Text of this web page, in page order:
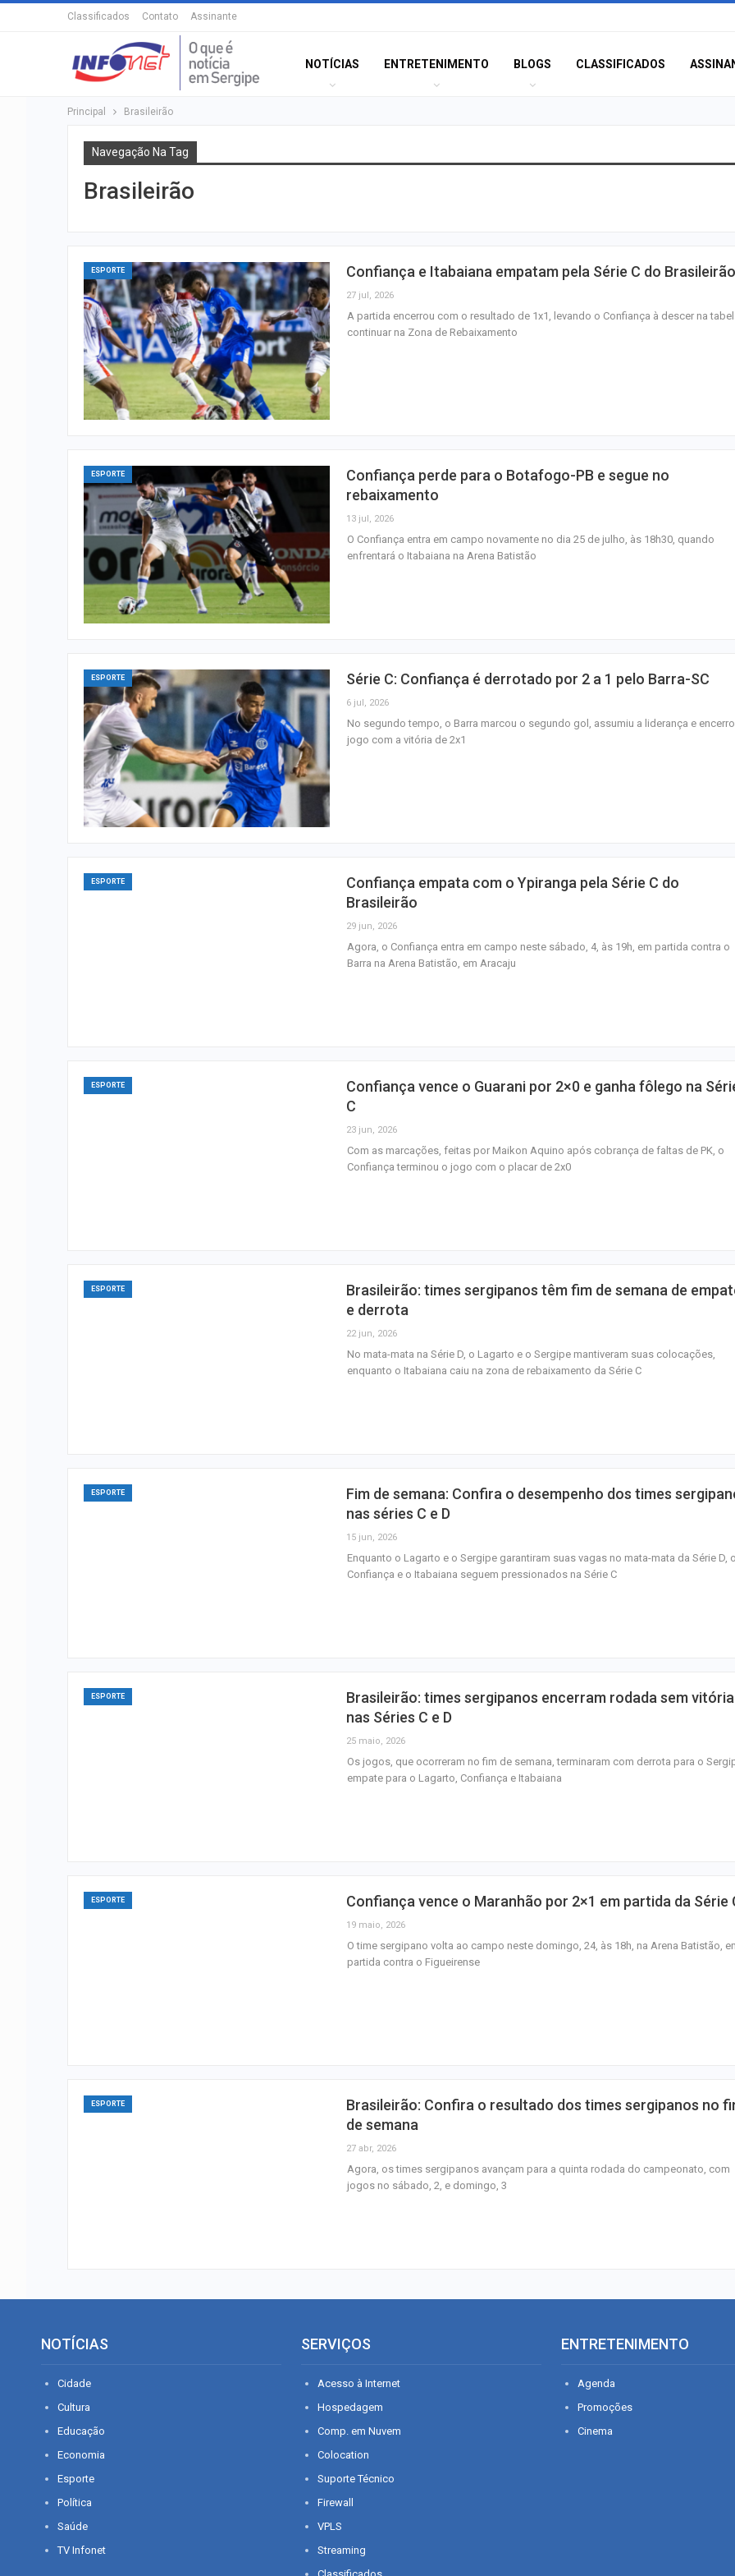
Classificados Contato Assinante
NOTÍCIAS ENTRETENIMENTO BLOGS CLASSIFICADOS
Principal Brasileirão
Navegação Na Tag
Brasileirão
ESPORTE Confiança e Itabaiana empatam pela Série C do Brasileirão
27 jul, 2026
A partida encerrou com o resultado de 1x1, levando o Confiança à descer na
continuar na Zona de Rebaixamento
ESPORTE
Confiança perde para o Botafogo-PB e segue no
rebaixamento
13 jul, 2026
O Confiança entra em campo novamente no dia 25 de julho, às 18h30, quando
enfrentará o Itabaiana na Arena Batistão
ESPORTE Série C: Confiança é derrotado por 2 a 1 pelo Barra-SC
6 jul, 2026
No segundo tempo, o Barra marcou o segundo gol, assumiu a liderança e
jogo com a vitória de 2x1
ESPORTE
Confiança empata com o Ypiranga pela Série C do
Brasileirão
29 jun, 2026
Agora, o Confiança entra em campo neste sábado, 4, às 19h, em partida contra o
Barra na Arena Batistão, em Aracaju
ESPORTE
Confiança vence o Guarani por 2×0 e ganha fôlego na
C
23 jun, 2026
Com as marcações, feitas por Maikon Aquino após cobrança de faltas de PK, o
Confiança terminou o jogo com o placar de 2x0
ESPORTE
Brasileirão: times sergipanos têm fim de semana de
e derrota
22 jun, 2026
No mata-mata na Série D, o Lagarto e o Sergipe mantiveram suas colocações,
enquanto o Itabaiana caiu na zona de rebaixamento da Série C
ESPORTE
Fim de semana: Confira o desempenho dos times
nas séries C e D
15 jun, 2026
Enquanto o Lagarto e o Sergipe garantiram suas vagas no mata-mata da Série D,
Confiança e o Itabaiana seguem pressionados na Série C
ESPORTE
Brasileirão: times sergipanos encerram rodada sem vitória
nas Séries C e D
25 maio, 2026
Os jogos, que ocorreram no fim de semana, terminaram com derrota para o
empate para o Lagarto, Confiança e Itabaiana
ESPORTE Confiança vence o Maranhão por 2×1 em partida da Série
19 maio, 2026
O time sergipano volta ao campo neste domingo, 24, às 18h, na Arena Batistão,
partida contra o Figueirense
ESPORTE
Brasileirão: Confira o resultado dos times sergipanos no
de semana
27 abr, 2026
Agora, os times sergipanos avançam para a quinta rodada do campeonato, com
jogos no sábado, 2, e domingo, 3
Câmara de
abre concurso
NOTÍCIAS
Cidade
Cultura
Educação
Economia
Esporte
Política
Saúde
TV Infonet
SERVIÇOS
Acesso à Internet
Hospedagem
Comp. em Nuvem
Colocation
Suporte Técnico
Firewall
VPLS
Streaming
ENTRETENIMENTO
Agenda
Promoções
Cinema